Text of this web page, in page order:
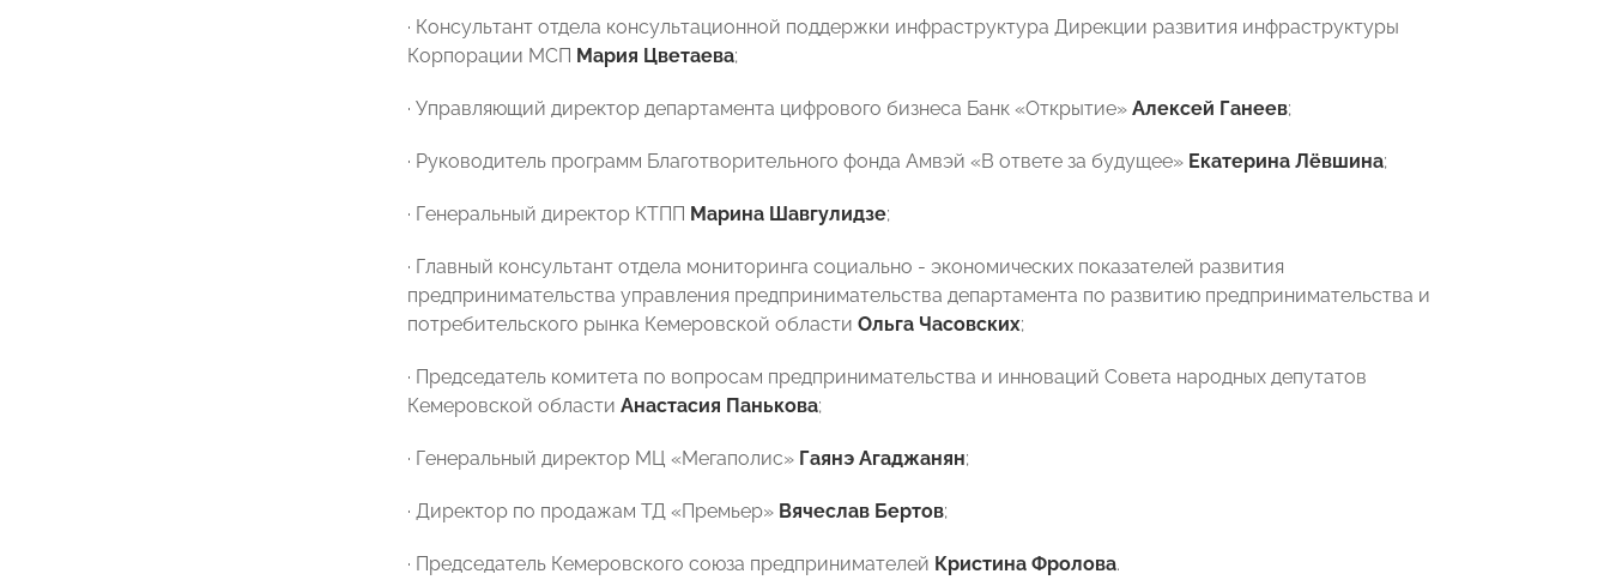
· Консультант отдела консультационной поддержки инфраструктура Дирекции развития инфраструктуры
Корпорации МСП Мария Цветаева;
· Управляющий директор департамента цифрового бизнеса Банк «Открытие» Алексей Ганеев;
· Руководитель программ Благотворительного фонда Амвэй «В ответе за будущее» Екатерина Лёвшина;
· Генеральный директор КТПП Марина Шавгулидзе;
· Главный консультант отдела мониторинга социально - экономических показателей развития
предпринимательства управления предпринимательства департамента по развитию предпринимательства и
потребительского рынка Кемеровской области Ольга Часовских;
· Председатель комитета по вопросам предпринимательства и инноваций Совета народных депутатов
Кемеровской области Анастасия Панькова;
· Генеральный директор МЦ «Мегаполис» Гаянэ Агаджанян;
· Директор по продажам ТД «Премьер» Вячеслав Бертов;
· Председатель Кемеровского союза предпринимателей Кристина Фролова.